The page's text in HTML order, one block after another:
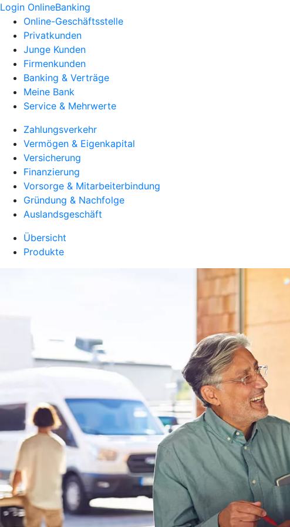
Login OnlineBanking
Online-Geschäftsstelle
Privatkunden
Junge Kunden
Firmenkunden
Banking & Verträge
Meine Bank
Service & Mehrwerte
Zahlungsverkehr
Vermögen & Eigenkapital
Versicherung
Finanzierung
Vorsorge & Mitarbeiterbindung
Gründung & Nachfolge
Auslandsgeschäft
Übersicht
Produkte